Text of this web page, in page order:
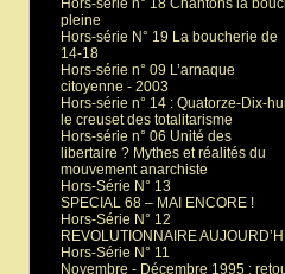
Hors-série n° 18 Chantons la
pleine
Hors-série N° 19 La boucherie de
14-18
Hors-série n° 09 L’arnaque
citoyenne - 2003
Hors-série n° 14 : Quatorze-Dix-
le creuset des totalitarisme
Hors-série n° 06 Unité des
libertaire ? Mythes et réalités du
mouvement anarchiste
Hors-Série N° 13
SPECIAL 68 – MAI ENCORE !
Hors-Série N° 12
REVOLUTIONNAIRE
Hors-Série N° 11
Novembre - Décembre 1995 :